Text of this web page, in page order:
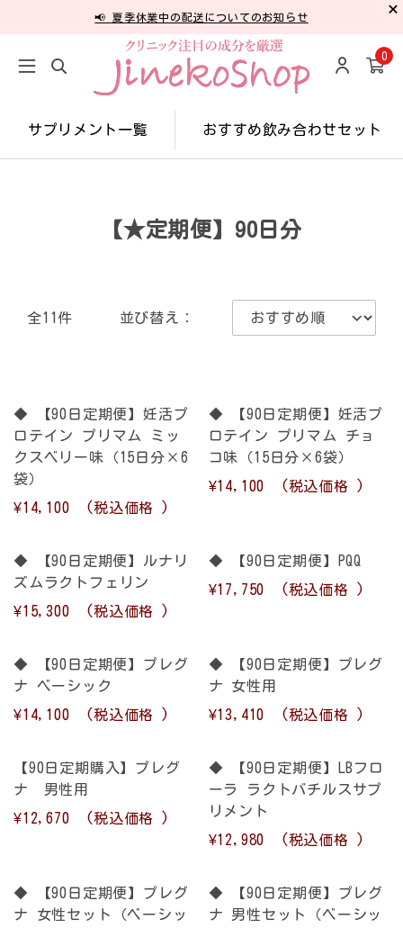
📢 夏季休業中の配送についてのお知らせ
0
サプリメント一覧 おすすめ飲み合わせセット
【★定期便】90日分
全11件 並び替え：
◆ 【90日定期便】妊活プ
ロテイン プリマム ミッ
クスベリー味（15日分×6
袋）
¥14,100
(税込価格 )
◆ 【90日定期便】妊活プ
ロテイン プリマム チョ
コ味（15日分×6袋）
¥14,100
(税込価格 )
◆ 【90日定期便】ルナリ
ズムラクトフェリン
¥15,300
(税込価格 )
◆ 【90日定期便】PQQ
¥17,750
(税込価格 )
◆ 【90日定期便】プレグ
ナ ベーシック
¥14,100
(税込価格 )
◆ 【90日定期便】プレグ
ナ 女性用
¥13,410
(税込価格 )
【90日定期購入】プレグ
ナ 男性用
¥12,670
(税込価格 )
◆ 【90日定期便】LBフロ
ーラ ラクトバチルスサプ
リメント
¥12,980
(税込価格 )
◆ 【90日定期便】プレグ
ナ 女性セット（ベーシッ
◆ 【90日定期便】プレグ
ナ 男性セット（ベーシッ